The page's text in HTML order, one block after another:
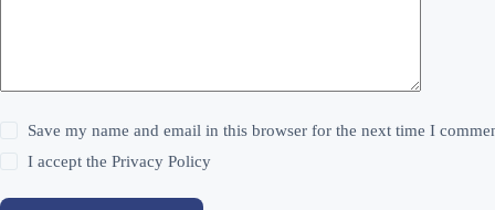
Save my name and email in this browser for the next time I
I accept thePrivacy Policy